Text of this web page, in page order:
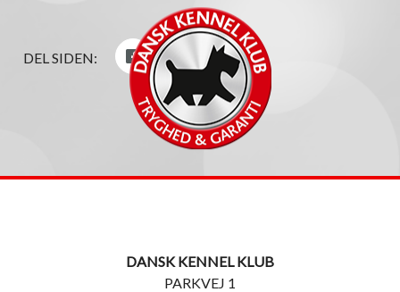
DEL SIDEN:
DANSK KENNEL KLUB
PARKVEJ 1